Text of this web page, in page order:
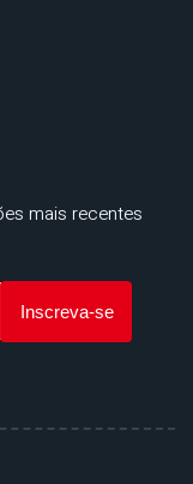
mais recentes